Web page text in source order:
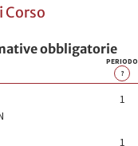
Corso
obbligatorie
PERIODO
?
1